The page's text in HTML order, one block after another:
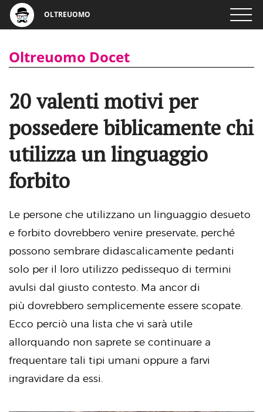
OLTREUOMO
Oltreuomo Docet
20 valenti motivi per
possedere biblicamente chi
utilizza un linguaggio
forbito
Le persone che utilizzano un linguaggio desueto
e forbito dovrebbero venire preservate, perché
possono sembrare didascalicamente pedanti
solo per il loro utilizzo pedissequo di termini
avulsi dal giusto contesto. Ma ancor di
più dovrebbero semplicemente essere scopate.
Ecco perciò una lista che vi sarà utile
allorquando non saprete se continuare a
frequentare tali tipi umani oppure a farvi
ingravidare da essi.